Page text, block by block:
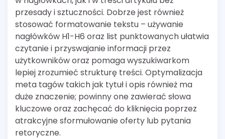
przesady i sztuczności. Dobrze jest również
stosować formatowanie tekstu – używanie
nagłówków H1-H6 oraz list punktowanych ułatwia
czytanie i przyswajanie informacji przez
użytkowników oraz pomaga wyszukiwarkom
lepiej zrozumieć strukturę treści. Optymalizacja
meta tagów takich jak tytuł i opis również ma
duże znaczenie; powinny one zawierać słowa
kluczowe oraz zachęcać do kliknięcia poprzez
atrakcyjne sformułowanie oferty lub pytania
retoryczne.